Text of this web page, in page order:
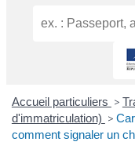
Accueil particuliers >
d'immatriculation) >
comment signaler un